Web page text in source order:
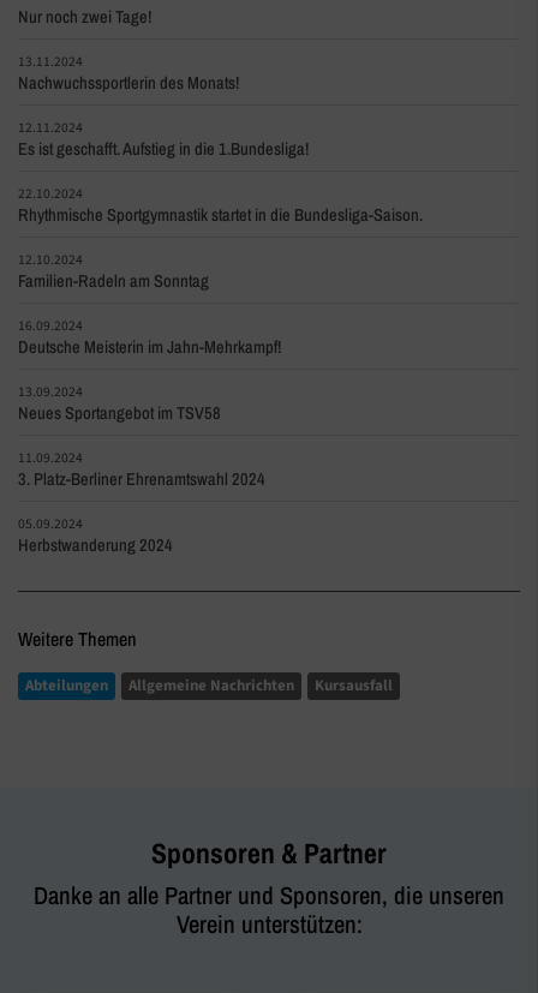
Nur noch zwei Tage!
13.11.2024
Nachwuchssportlerin des Monats!
12.11.2024
Es ist geschafft. Aufstieg in die 1.Bundesliga!
22.10.2024
Rhythmische Sportgymnastik startet in die Bundesliga-Saison.
12.10.2024
Familien-Radeln am Sonntag
16.09.2024
Deutsche Meisterin im Jahn-Mehrkampf!
13.09.2024
Neues Sportangebot im TSV58
11.09.2024
3. Platz-Berliner Ehrenamtswahl 2024
05.09.2024
Herbstwanderung 2024
Weitere Themen
Abteilungen Allgemeine Nachrichten Kursausfall
Sponsoren & Partner
Danke an alle Partner und Sponsoren, die unseren
Verein unterstützen: